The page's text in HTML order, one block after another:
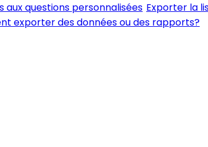
questions personnalisées Exporter la
exporter des données ou des rapports?